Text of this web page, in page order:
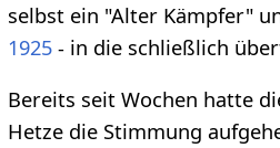
selbst ein "Alter Kämpfer"
1925- in die schließlich
Bereits seit Wochen hatte
Hetze die Stimmung